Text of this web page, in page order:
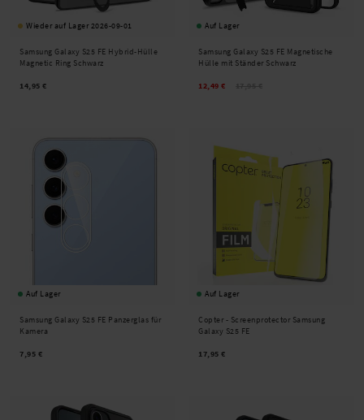
Wieder auf Lager 2026-09-01
Samsung Galaxy S25 FE Hybrid-Hülle
Magnetic Ring Schwarz
14,95 €
Auf Lager
Samsung Galaxy S25 FE Magnetische
Hülle mit Ständer Schwarz
12,49 €
Auf Lager
Samsung Galaxy S25 FE Panzerglas für
Kamera
7,95 €
Auf Lager
Copter - Screenprotector Samsung
Galaxy S25 FE
17,95 €